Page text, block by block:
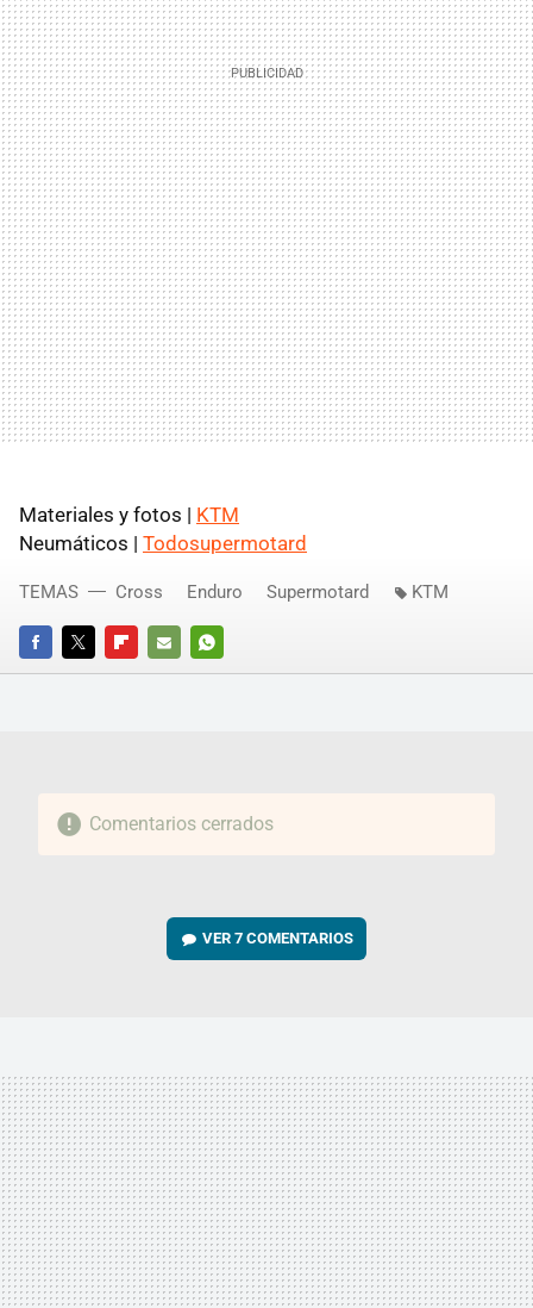
Materiales y fotos | KTM
Neumáticos | Todosupermotard
FACEBOOKTWITTERFLIPBOARD
E-
WHATSAPP
TEMAS Cross Enduro Supermotard KTM
Comentarios cerrados
VER7 COMENTARIOS